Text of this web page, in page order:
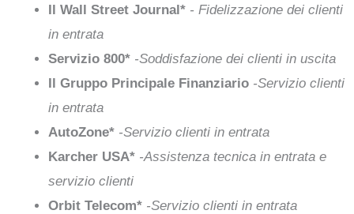
Il Wall Street Journal* - Fidelizzazione dei clienti
in entrata
Servizio 800* -Soddisfazione dei clienti in uscita
Il Gruppo Principale Finanziario -Servizio clienti
in entrata
AutoZone* -Servizio clienti in entrata
Karcher USA* -Assistenza tecnica in entrata e
servizio clienti
Orbit Telecom* -Servizio clienti in entrata